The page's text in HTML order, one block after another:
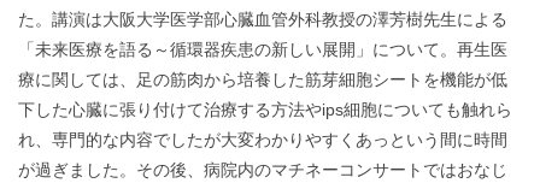
た。講演は大阪大学医学部心臓血管外科教授の澤芳樹先生による
「未来医療を語る～循環器疾患の新しい展開」について。再生医
療に関しては、足の筋肉から培養した筋芽細胞シートを機能が低
下した心臓に張り付けて治療する方法やips細胞についても触れら
れ、専門的な内容でしたが大変わかりやすくあっという間に時間
が過ぎました。その後、病院内のマチネーコンサートではおなじ